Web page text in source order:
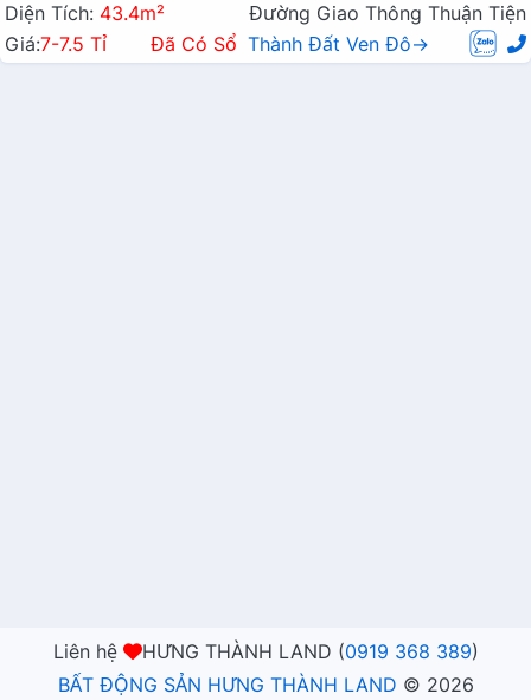
Diện Tích: 43.4m²
Đường Giao Thông Thuận Tiện
Giá:7-7.5 Tỉ Đã Có Sổ Thành Đất Ven Đô→
Liên hệ HƯNG THÀNH LAND (0919 368 389)
BẤT ĐỘNG SẢN HƯNG THÀNH LAND © 2026